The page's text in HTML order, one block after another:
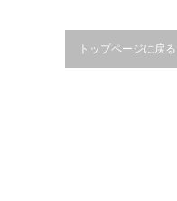
トップページに戻る